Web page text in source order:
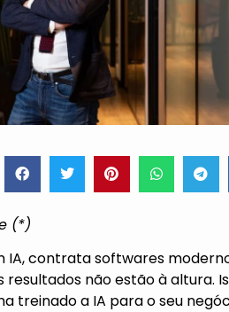
(*)
IA, contrata softwares
resultados não estão à altura.
treinado a IA para o seu